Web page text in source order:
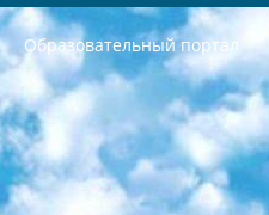
Образовательный портал
РЕСПУБЛИКА УЗБЕКИСТАН МИНИСТРЕРСТВО ДОШКОЛЬНОГО И ШКОЛЬНОГО ОБРАЗОВАНИЯ КОМАНДА в общеобразовательных учреждениях в 2023-2024 учебном году организация и проведение итоговой государственной аттестации обучающихся о Министра дошкольного и школьного образования Республики Узбекистан от 4 марта 2008 года (постановлением Минюста от 20 марта 2008 года № 1778 государственной регистрации) «Итоговое состояние учащихся общего среднего образования на основании положения об утверждении положения об аттестации общего среднего образования выпускной экзамен студентов в образовательных учреждениях в 2023-2024 учебном году В целях организации и прохождения аттестации приказываю: 1. Следующее: перечень предметов, по которым будет проводиться итоговая государственная аттестация и экзамен формы перевода согласно приложению 1; сертификаты международного образца, оценивающие уровень владения иностранными языками перечень согласно приложению 2; 2. Педагогический при специализированных образовательных учреждениях. научно-практический центр квалификации и международной оценки (Д.Давидова) 2024 г. До 25 марта: задания по предметам, по которым будет проводиться итоговая аттестация разработка и утверждение технических условий; итоговая аттестация на основании разработанного предметного задания разработка вопросов по предметам (устно и письменно), экзамен передача; общеобразовательные средние школы и специальные учебные заведения учащиеся выпускных классов школ и интернатов в агентской системе подготовка базы данных экзаменационных материалов и критериев оценки; перевод базы экзаменационных материалов на все языки обучения подать в Республиканский образовательный центр для изготовления; варианты экзаменов на основе разработанных контрольных материалов пусть будут поставлены задачи формирования. 3. Республиканский образовательный центр (Ш.Худайкулов) до 5 апреля 2024 года. до: база данных предоставленных экзаменационных материалов на все языки обучения перевод и экспертиза; для слепых, слабовидящих, глухих, слабослышащих и умственно отсталых детей учащиеся выпускных классов специализированных школ и школ-интернатов база данных экзаменационных материалов на всех преподаваемых языках подготовка критериев оценки; специализированные школы для умственно отсталых детей и технологии для учащихся выпускных классов школ-интернатов разработка соответствующих рекомендаций и критериев проведения ЕГЭ по естествознанию давать задания. 4. Педагогический при специализированных образовательных учреждениях. Научно-практический центр навыков и международной оценки (Д.Давидова), Республика образовательный центр (Худайкулов Ш.) итоговый государственный аттестационный экзамен ориентирован на творческое и логическое мышление при подготовке базы материалов учитывать введение заданий. 5. Следует отметить, что: сертификат государственного образца о знании общеобразовательного предмета и как минимум национальный уровень B1 по предметам на иностранных языках, указанным в Приложении 2. или международно признанный сертификат эквивалентного уровня студенты, изучающие определенный предмет, освобождаются от экзамена; по соответствующим предметам запланирована итоговая государственная аттестация за день до дня, путем жеребьевки Рабочей группой (в письменной форме по предметам, проводимым в форме) из числа сформированных вариантов выбрано 2 варианта; 2 выбранных варианта экзамена анонсированы на официальном сайте министерства и все выпускники по всей стране на основе этих вариантов проводит итоговую государственную аттестацию. 6. Государственное образование учащихся средних общеобразовательных учреждений. знания в соответствии с квалификационными требованиями, которые необходимо приобрести на основании стандартов итоговый (выпускной) контроль для 9 и 11 классов в целях тестирования Экзамены (далее – экзамены) состоят из предметов, перечисленных в приложении 1. будет сделано. 7. Экзамены пройдут с 26 мая по 15 июня 2024 г. (кроме науки физического воспитания). 8. Физическая для учащихся 9 классов общесредних образовательных учреждений. Экзамены по предмету «Образование, квалификация медицина» 1-6 мая 2024 года. сотрудники перевести под присмотр (с отклонениями в физическом или умственном развитии) специализированная школа для детей, школы-интернаты и со сколиозом школы-интернаты санаторного типа для больных детей исключены). 9. Он был слепым, слабовидящим и имел нарушения опорно-двигательного аппарата. экзамены в специализированных школах и интернатах для детей должны проводиться исходя из требований, предъявляемых к общеобразовательным учреждениям (физкультура кроме науки). 10. Специализированная школа для глухих и слабослышащих детей. и экзамены в интернатах и быть реализован в виде письменного теста по математике. 11. Специальность для умственно отсталых детей. Для 9 класса Родной язык и литературное письмо Государственный язык (язык обучения – узбекский). для неклассов) написано Математическое письмо Письменная/устная история Узбекистана Физическое воспитание практично Итоговый контроль Для 11 класса Написание родного языка и литературы (эссе) Математическое письмо Узбекский язык (обучение на узбекском языке) не посещающее общее среднее образование для учреждений)/Образовательное учреждение выбор письменный и устный Иностранный язык письменный/устный Письменная/устная история Узбекистана *По выбору студента:  Химия  Физика  Основы государственного права  География 10 бесплатных образовательных ресурсов - Мы составили подборку онлайн-проектов с интерактивными упражнениями, видеолекциями и статьями. Они помогут вам обрести новые и освежить старые знания бесплатно. 1. «ИНТУИТ» Старейшая образовательная площадка Рунета. Здесь вы найдёте сотни текстовых и видеокурсов на десятки различных тем — от программирования до психологии. Многие курсы подготовлены российскими университетами и крупными международными компаниями вроде Intel и Microsoft. Самостоятельное обучение бесплатное, но